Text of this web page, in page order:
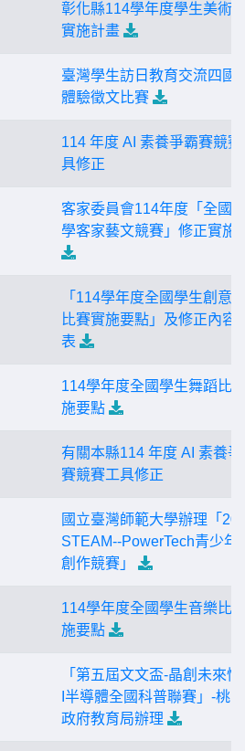
彰化縣114學年度學生美術
實施計畫
臺灣學生訪日教育交流四國
體驗徵文比賽
114 年度 AI 素養爭霸賽競賽
具修正
客家委員會114年度「全國
學客家藝文競賽」修正實施
「114學年度全國學生創意
比賽實施要點」及修正內容
表
114學年度全國學生舞蹈比
施要點
有關本縣114 年度 AI 素養爭
賽競賽工具修正
國立臺灣師範大學辦理「
STEAM--PowerTech青少年
創作競賽」
114學年度全國學生音樂比
施要點
「第五屆文文盃-晶創未來
I半導體全國科普聯賽」-桃
政府教育局辦理